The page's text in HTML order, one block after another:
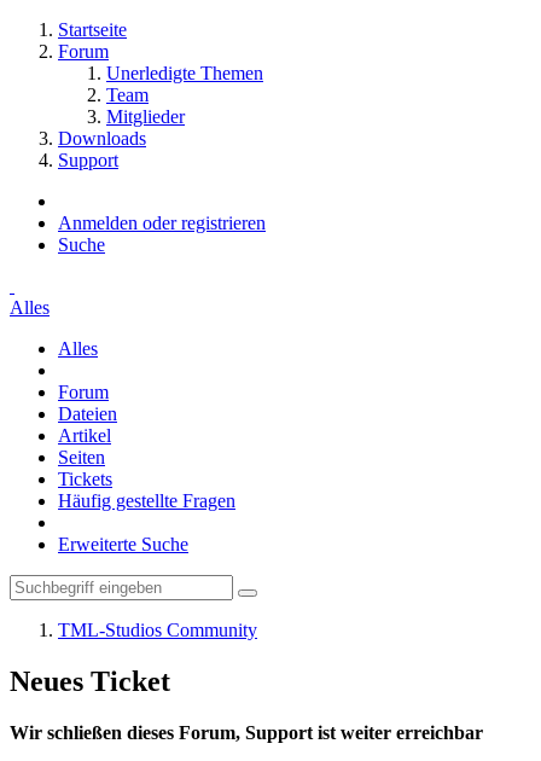
Startseite
Forum
Unerledigte Themen
Team
Mitglieder
Downloads
Support
Anmelden oder registrieren
Suche
Alles
Alles
Forum
Dateien
Artikel
Seiten
Tickets
Häufig gestellte Fragen
Erweiterte Suche
TML-Studios Community
Neues Ticket
Wir schließen dieses Forum, Support ist weiter erreichbar